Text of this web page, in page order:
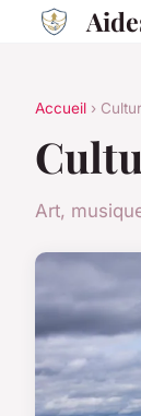
Accueil ›
Art,